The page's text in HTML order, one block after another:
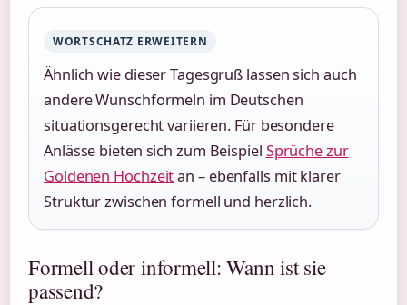
WORTSCHATZ ERWEITERN
Ähnlich wie dieser Tagesgruß lassen sich auch
andere Wunschformeln im Deutschen
situationsgerecht variieren. Für besondere
Anlässe bieten sich zum Beispiel Sprüche zur
Goldenen Hochzeitan – ebenfalls mit klarer
Struktur zwischen formell und herzlich.
Formell oder informell: Wann ist sie
passend?